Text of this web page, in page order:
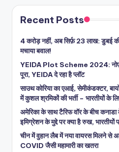
Recent Posts
4 करोड़ नहीं, अब सिर्फ़ 23 लाख: डुबई की
मचाया बवाल!
YEIDA Plot Scheme 2024: नोएडा
पूरा, YEIDA दे रहा है प्लॉट
साउथ कोरिया का एआई, सेमीकंडक्टर,
में कुशल श्रमिकों की भर्ती – भारतीयों के
अमेरिका के साथ टैरिफ वॉर के बीच कनाडा के
इमिग्रेशन के मुद्दे पर क्या है रुख, भारतीयों
चीन में वुहान लैब में नया वायरस मिलने से
COVID जैसी महामारी का खतरा